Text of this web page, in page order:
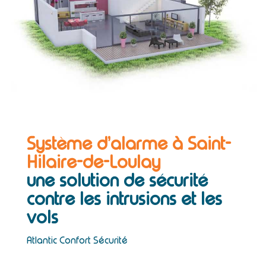
Système d’alarme à Saint-
Hilaire-de-Loulay
une solution de sécurité
contre les intrusions et les
vols
Atlantic Confort Sécurité